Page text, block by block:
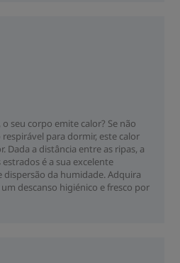
seu corpo emite calor? Se não
para dormir, este calor
Dada a distância entre as ripas, a
é a sua excelente
dispersão da humidade. Adquira
descanso higiénico e fresco por